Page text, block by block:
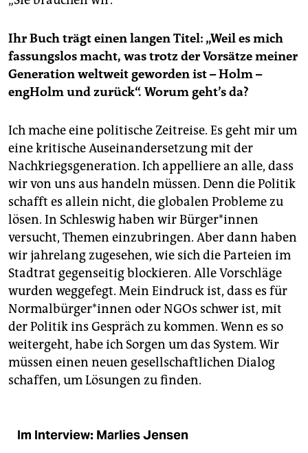
Ihr Buch trägt einen langen Titel: „Weil es mich
fassungslos macht, was trotz der Vorsätze meiner
Generation weltweit geworden ist – Holm –
engHolm und zurück“. Worum geht’s da?
Ich mache eine politische Zeitreise. Es geht mir um
eine kritische Auseinandersetzung mit der
Nachkriegsgeneration. Ich appelliere an alle, dass
wir von uns aus handeln müssen. Denn die Politik
schafft es allein nicht, die globalen Probleme zu
lösen. In Schleswig haben wir Bür­ge­r*in­nen
versucht, Themen einzubringen. Aber dann haben
wir jahrelang zugesehen, wie sich die Parteien im
Stadtrat gegenseitig blockieren. Alle Vorschläge
wurden weggefegt. Mein Eindruck ist, dass es für
Nor­mal­bür­ge­r*in­nen oder NGOs schwer ist, mit
der Politik ins Gespräch zu kommen. Wenn es so
weitergeht, habe ich Sorgen um das System. Wir
müssen einen neuen gesellschaftlichen Dialog
schaffen, um Lösungen zu finden.
Im Interview: Marlies Jensen